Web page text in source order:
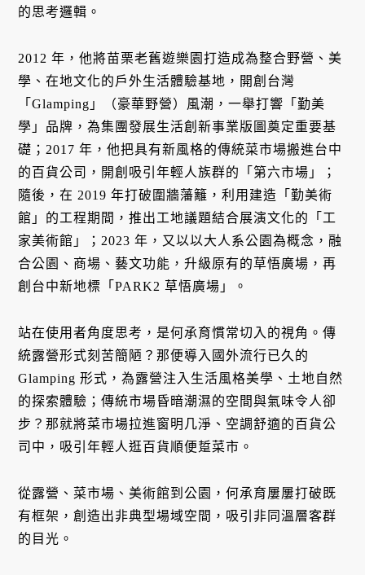
的思考邏輯。
2012 年，他將苗栗老舊遊樂園打造成為整合野營、美
學、在地文化的戶外生活體驗基地，開創台灣
「Glamping」（豪華野營）風潮，一舉打響「勤美
學」品牌，為集團發展生活創新事業版圖奠定重要基
礎；2017 年，他把具有新風格的傳統菜市場搬進台中
的百貨公司，開創吸引年輕人族群的「第六市場」；
隨後，在 2019 年打破圍牆藩籬，利用建造「勤美術
館」的工程期間，推出工地議題結合展演文化的「工
家美術館」；2023 年，又以以大人系公園為概念，融
合公園、商場、藝文功能，升級原有的草悟廣場，再
創台中新地標「PARK2 草悟廣場」。
站在使用者角度思考，是何承育慣常切入的視角。傳
統露營形式刻苦簡陋？那便導入國外流行已久的
Glamping 形式，為露營注入生活風格美學、土地自然
的探索體驗；傳統市場昏暗潮濕的空間與氣味令人卻
步？那就將菜市場拉進窗明几淨、空調舒適的百貨公
司中，吸引年輕人逛百貨順便踅菜市。
從露營、菜市場、美術館到公園，何承育屢屢打破既
有框架，創造出非典型場域空間，吸引非同溫層客群
的目光。